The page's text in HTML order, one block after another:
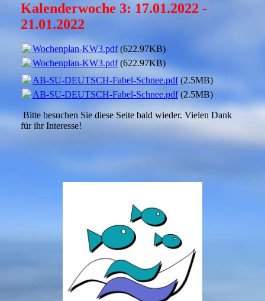
Kalenderwoche 3: 17.01.2022 -
21.01.2022
Wochenplan-KW3.pdf(622.97KB)
Wochenplan-KW3.pdf(622.97KB)
AB-SU-DEUTSCH-Fabel-Schnee.pdf(2.5MB)
AB-SU-DEUTSCH-Fabel-Schnee.pdf(2.5MB)
Bitte besuchen Sie diese Seite bald wieder. Vielen Dank
für ihr Interesse!